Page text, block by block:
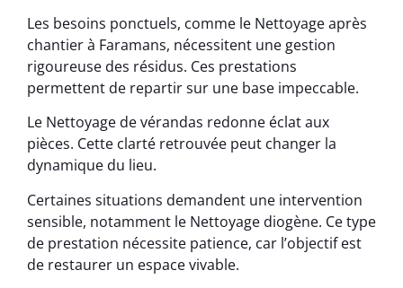
Les besoins ponctuels, comme le Nettoyage après
chantier à Faramans, nécessitent une gestion
rigoureuse des résidus. Ces prestations
permettent de repartir sur une base impeccable.
Le Nettoyage de vérandas redonne éclat aux
pièces. Cette clarté retrouvée peut changer la
dynamique du lieu.
Certaines situations demandent une intervention
sensible, notamment le Nettoyage diogène. Ce type
de prestation nécessite patience, car l’objectif est
de restaurer un espace vivable.